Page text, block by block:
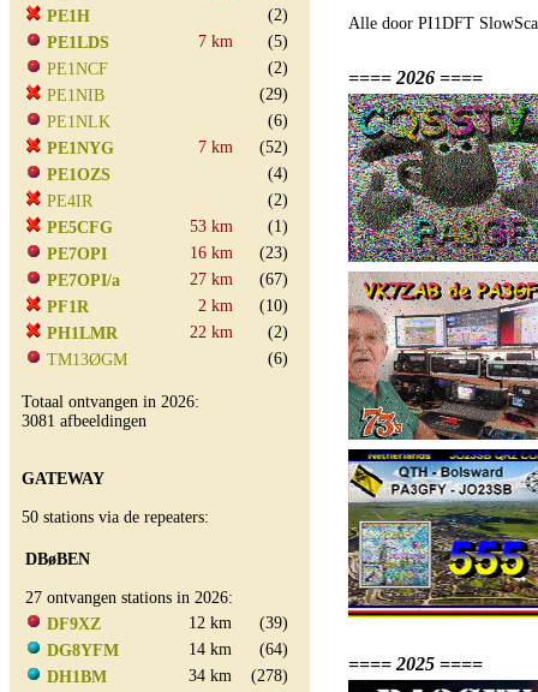
PE1H
(2)
PE1LDS
7 km
(5)
PE1NCF
(2)
PE1NIB
(29)
PE1NLK
(6)
PE1NYG
7 km
(52)
PE1OZS
(4)
PE4IR
(2)
PE5CFG
53 km
(1)
PE7OPI
16 km
(23)
PE7OPI/a
27 km
(67)
PF1R
2 km
(10)
PH1LMR
22 km
(2)
TM13ØGM
(6)
Totaal ontvangen in 2026:
3081 afbeeldingen
GATEWAY
50 stations via de repeaters:
DBøBEN
27 ontvangen stations in 2026:
DF9XZ
12 km
(39)
DG8YFM
14 km
(64)
DH1BM
34 km
(278)
Alle door PI1DFT
==== 2026 ====
==== 2025 ====